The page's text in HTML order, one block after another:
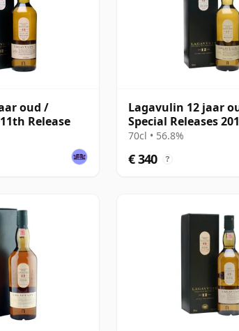
oud /
Release
Lagavulin 12 jaar
Special Releases
Release
70cl • 56.8%
€ 340 ?